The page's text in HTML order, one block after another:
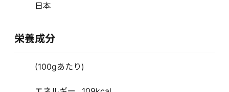
日本
栄養成分
(100gあたり)